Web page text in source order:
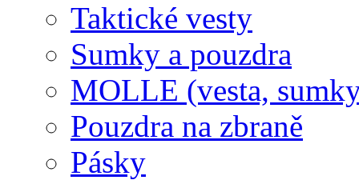
Taktické vesty
Sumky a pouzdra
MOLLE (vesta,
Pouzdra na zbraně
Pásky